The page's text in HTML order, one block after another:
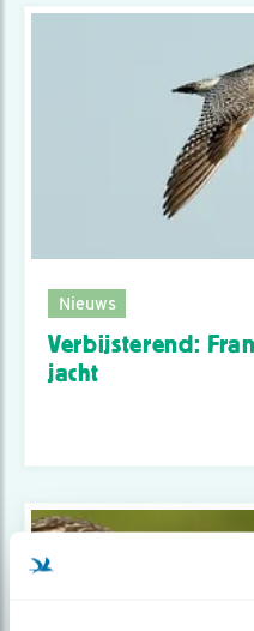
Nieuws
Verbijsterend:
jacht